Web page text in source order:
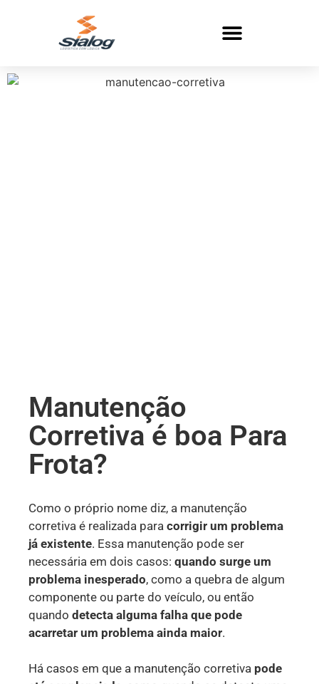
Manutenção
Corretiva é boa Para
Frota?
Como o próprio nome diz, a manutenção
corretiva é realizada para corrigir um problema
já existente. Essa manutenção pode ser
necessária em dois casos: quando surge um
problema inesperado, como a quebra de algum
componente ou parte do veículo, ou então
quando detecta alguma falha que pode
acarretar um problema ainda maior.
Há casos em que a manutenção corretiva pode